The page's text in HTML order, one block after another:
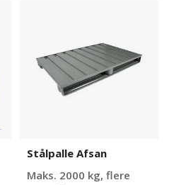
Stålpalle Afsan
Maks. 2000 kg, flere